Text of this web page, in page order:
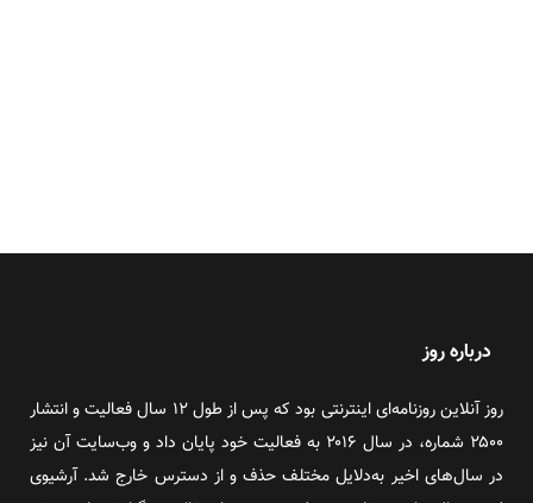
درباره روز
روز آنلاین روزنامه‌ای اینترنتی بود که پس از طول ۱۲ سال فعالیت و انتشار
۲۵۰۰ شماره، در سال ۲۰۱۶ به فعالیت خود پایان داد و وب‌سایت آن نیز
در سال‌های اخیر به‌دلایل مختلف حذف و از دسترس خارج شد. آرشیوی